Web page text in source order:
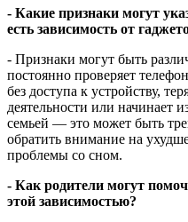
- Какие признаки могут
есть зависимость от
- Признаки могут быть
постоянно проверяет
без доступа к устройству,
деятельности или начинает
семьей — это может быть
обратить внимание на
проблемы со сном.
- Как родители могут
этой зависимостью?